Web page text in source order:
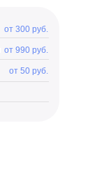
от 300 руб.
от 990 руб.
от 50 руб.